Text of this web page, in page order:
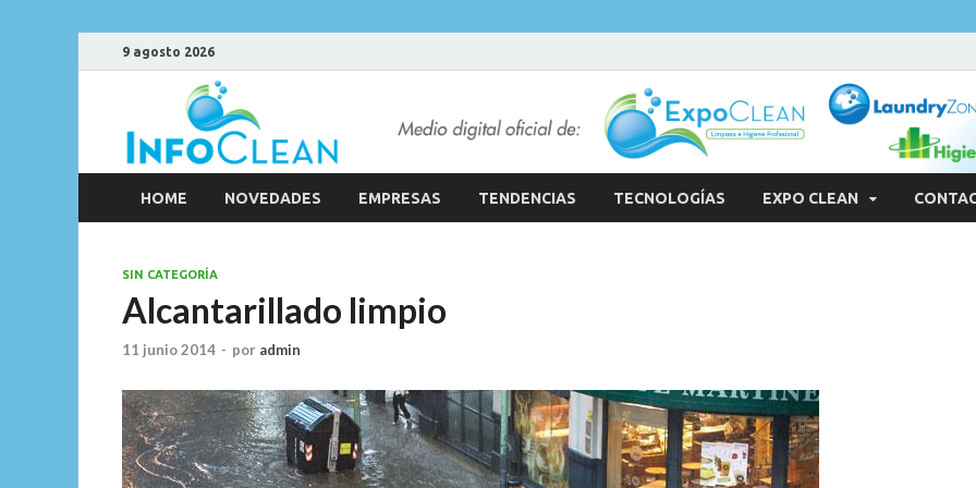
9 agosto 2026
HOME NOVEDADES EMPRESAS TENDENCIAS TECNOLOGÍAS EXPO CLEAN
SIN CATEGORÍA
Alcantarillado limpio
11 junio 2014 - por admin